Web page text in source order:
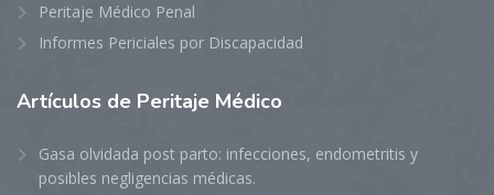
Peritaje Médico Penal
Informes Periciales por Discapacidad
Artículos de Peritaje Médico
Gasa olvidada post parto: infecciones, endometritis y
posibles negligencias médicas.